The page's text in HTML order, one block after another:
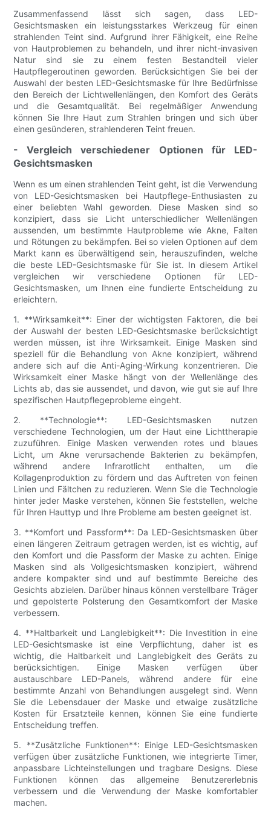
Zusammenfassend lässt sich sagen, dass LED-
Gesichtsmasken ein leistungsstarkes Werkzeug für einen
strahlenden Teint sind. Aufgrund ihrer Fähigkeit, eine Reihe
von Hautproblemen zu behandeln, und ihrer nicht-invasiven
Natur sind sie zu einem festen Bestandteil vieler
Hautpflegeroutinen geworden. Berücksichtigen Sie bei der
Auswahl der besten LED-Gesichtsmaske für Ihre Bedürfnisse
den Bereich der Lichtwellenlängen, den Komfort des Geräts
und die Gesamtqualität. Bei regelmäßiger Anwendung
können Sie Ihre Haut zum Strahlen bringen und sich über
einen gesünderen, strahlenderen Teint freuen.
- Vergleich verschiedener Optionen für LED-
Gesichtsmasken
Wenn es um einen strahlenden Teint geht, ist die Verwendung
von LED-Gesichtsmasken bei Hautpflege-Enthusiasten zu
einer beliebten Wahl geworden. Diese Masken sind so
konzipiert, dass sie Licht unterschiedlicher Wellenlängen
aussenden, um bestimmte Hautprobleme wie Akne, Falten
und Rötungen zu bekämpfen. Bei so vielen Optionen auf dem
Markt kann es überwältigend sein, herauszufinden, welche
die beste LED-Gesichtsmaske für Sie ist. In diesem Artikel
vergleichen wir verschiedene Optionen für LED-
Gesichtsmasken, um Ihnen eine fundierte Entscheidung zu
erleichtern.
1. **Wirksamkeit**: Einer der wichtigsten Faktoren, die bei
der Auswahl der besten LED-Gesichtsmaske berücksichtigt
werden müssen, ist ihre Wirksamkeit. Einige Masken sind
speziell für die Behandlung von Akne konzipiert, während
andere sich auf die Anti-Aging-Wirkung konzentrieren. Die
Wirksamkeit einer Maske hängt von der Wellenlänge des
Lichts ab, das sie aussendet, und davon, wie gut sie auf Ihre
spezifischen Hautpflegeprobleme eingeht.
2. **Technologie**: LED-Gesichtsmasken nutzen
verschiedene Technologien, um der Haut eine Lichttherapie
zuzuführen. Einige Masken verwenden rotes und blaues
Licht, um Akne verursachende Bakterien zu bekämpfen,
während andere Infrarotlicht enthalten, um die
Kollagenproduktion zu fördern und das Auftreten von feinen
Linien und Fältchen zu reduzieren. Wenn Sie die Technologie
hinter jeder Maske verstehen, können Sie feststellen, welche
für Ihren Hauttyp und Ihre Probleme am besten geeignet ist.
3. **Komfort und Passform**: Da LED-Gesichtsmasken über
einen längeren Zeitraum getragen werden, ist es wichtig, auf
den Komfort und die Passform der Maske zu achten. Einige
Masken sind als Vollgesichtsmasken konzipiert, während
andere kompakter sind und auf bestimmte Bereiche des
Gesichts abzielen. Darüber hinaus können verstellbare Träger
und gepolsterte Polsterung den Gesamtkomfort der Maske
verbessern.
4. **Haltbarkeit und Langlebigkeit**: Die Investition in eine
LED-Gesichtsmaske ist eine Verpflichtung, daher ist es
wichtig, die Haltbarkeit und Langlebigkeit des Geräts zu
berücksichtigen. Einige Masken verfügen über
austauschbare LED-Panels, während andere für eine
bestimmte Anzahl von Behandlungen ausgelegt sind. Wenn
Sie die Lebensdauer der Maske und etwaige zusätzliche
Kosten für Ersatzteile kennen, können Sie eine fundierte
Entscheidung treffen.
5. **Zusätzliche Funktionen**: Einige LED-Gesichtsmasken
verfügen über zusätzliche Funktionen, wie integrierte Timer,
anpassbare Lichteinstellungen und tragbare Designs. Diese
Funktionen können das allgemeine Benutzererlebnis
verbessern und die Verwendung der Maske komfortabler
machen.